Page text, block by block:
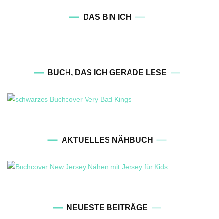
DAS BIN ICH
BUCH, DAS ICH GERADE LESE
AKTUELLES NÄHBUCH
NEUESTE BEITRÄGE